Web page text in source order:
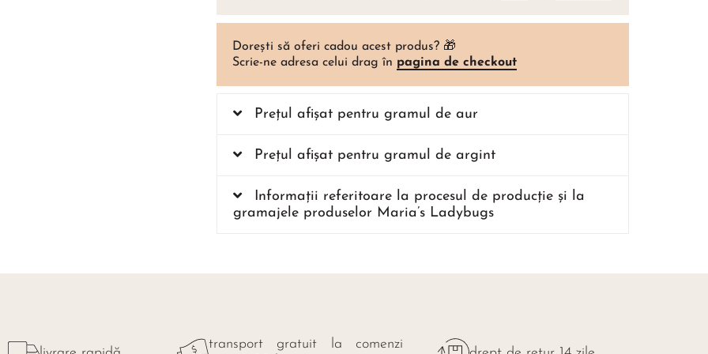
Dorești să oferi cadou acest produs? 🎁
Scrie-ne adresa celui drag în pagina de checkout
Prețul afișat pentru gramul de aur
Prețul afișat pentru gramul de argint
Informații referitoare la procesul de producție și la
gramajele produselor Maria’s Ladybugs
transport gratuit la comenzi